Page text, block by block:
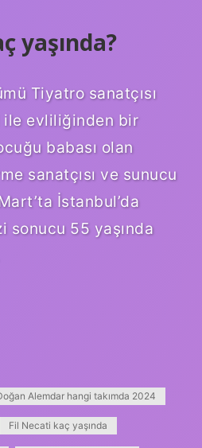
yaşında?
Tiyatro sanatçısı
ile evliliğinden bir
babası olan
sanatçısı ve sunucu
İstanbul’da
sonucu 55 yaşında
Alemdar hangi takımda 2024
Fil Necati kaç yaşında